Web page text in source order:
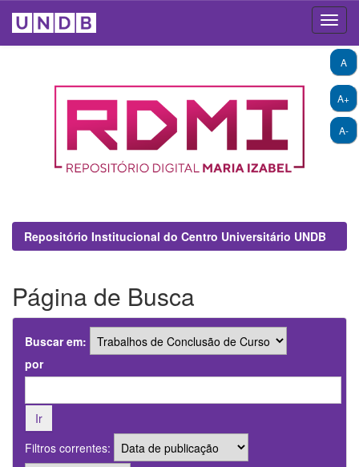
A+
A-
A
Repositório Institucional do Centro Universitário UNDB
Página de Busca
Buscar em:
por
Filtros correntes: